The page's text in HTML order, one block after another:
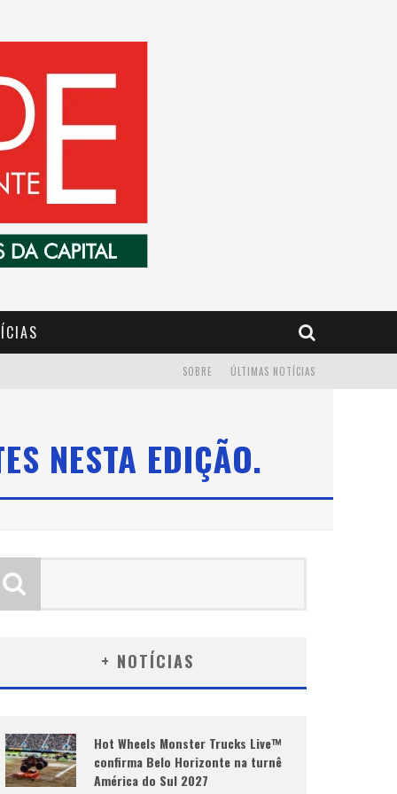
ÚLTIMAS NOTÍCIAS
SOBRE
NESTA EDIÇÃO.
+ NOTÍCIAS
Hot Wheels Monster Trucks Live™
confirma Belo Horizonte na turnê
América do Sul 2027